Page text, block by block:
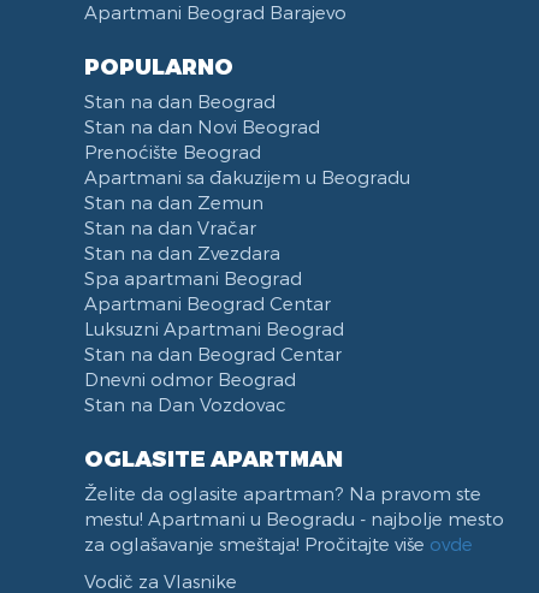
Apartmani Beograd Barajevo
POPULARNO
Stan na dan Beograd
Stan na dan Novi Beograd
Prenoćište Beograd
Apartmani sa đakuzijem u Beogradu
Stan na dan Zemun
Stan na dan Vračar
Stan na dan Zvezdara
Spa apartmani Beograd
Apartmani Beograd Centar
Luksuzni Apartmani Beograd
Stan na dan Beograd Centar
Dnevni odmor Beograd
Stan na Dan Vozdovac
OGLASITE APARTMAN
Želite da oglasite apartman? Na pravom ste
mestu! Apartmani u Beogradu - najbolje mesto
za oglašavanje smeštaja! Pročitajte više ovde
Vodič za Vlasnike